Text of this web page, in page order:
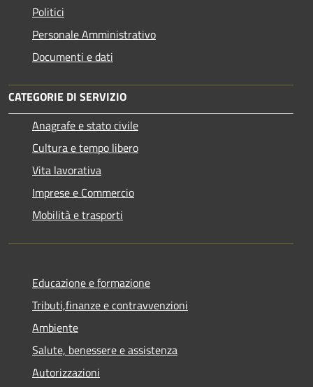
Politici
Personale Amministrativo
Documenti e dati
CATEGORIE DI SERVIZIO
Anagrafe e stato civile
Cultura e tempo libero
Vita lavorativa
Imprese e Commercio
Mobilità e trasporti
Educazione e formazione
Tributi,finanze e contravvenzioni
Ambiente
Salute, benessere e assistenza
Autorizzazioni